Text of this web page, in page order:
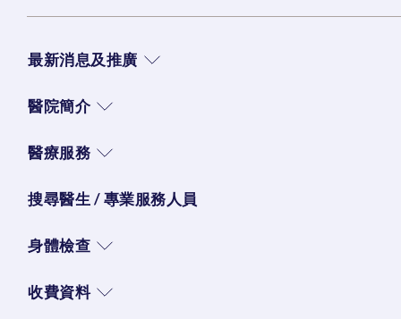
最新消息及推廣
醫院簡介
醫療服務
搜尋醫生 / 專業服務人員
身體檢查
收費資料